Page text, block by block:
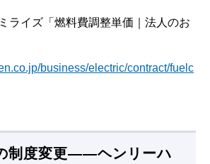
ライズ「燃料費調整単価｜法人のお
business/electric/contract/fuelc
制度変更――ヘンリーハ